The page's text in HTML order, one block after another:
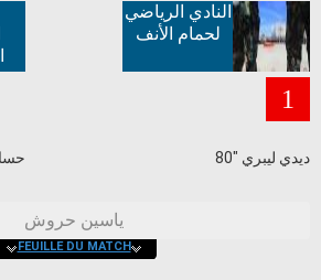
النادي الرياضي
لحمام الأنف
1
ديدي ليبري "80
ياسين حروش
FEUILLE DU MATCH